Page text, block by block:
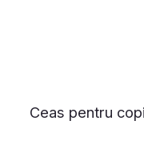
Ceas pentru